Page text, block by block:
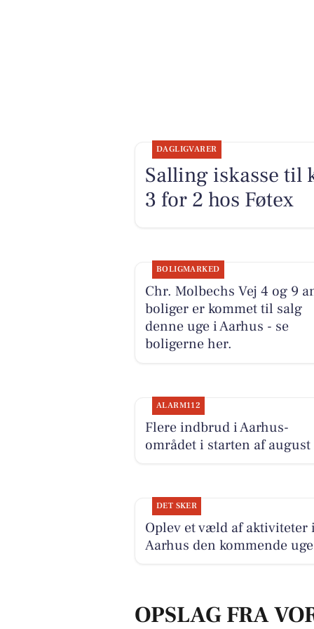
DAGLIGVARER
Salling iskasse til
3 for 2 hos Føtex
BOLIGMARKED
Chr. Molbechs Vej 4 og 9
boliger er kommet til salg
denne uge i Aarhus - se
boligerne her.
ALARM112
Flere indbrud i Aarhus-
området i starten af august
DET SKER
Oplev et væld af aktiviteter i
Aarhus den kommende uge
OPSLAG FRA